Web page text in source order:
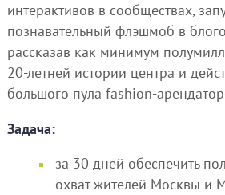
интерактивов в сообществах,
познавательный флэшмоб в
рассказав как минимум
20-летней истории центра и
большого пула fashion-
Задача:
за 30 дней обеспечить
охват жителей Москвы и